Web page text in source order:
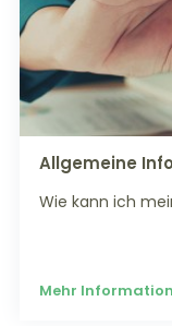
Allgemeine
Wie kann ich
Mehr